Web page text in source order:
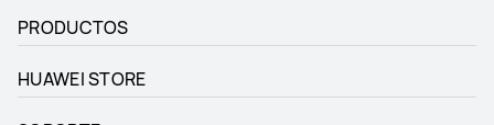
PRODUCTOS
HUAWEI STORE